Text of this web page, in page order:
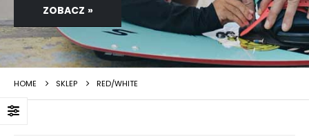
ZOBACZ »
HOME SKLEP RED/WHITE